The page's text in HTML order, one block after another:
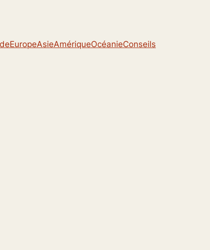
EuropeAsieAmériqueOcéanieConseils